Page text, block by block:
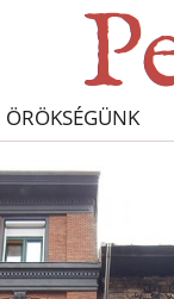
ÖRÖKSÉGÜNK